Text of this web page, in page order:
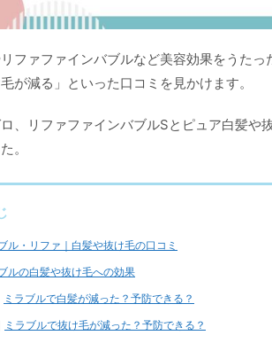
ファファインバブルなど美容効果をうた
が減る」といった口コミを見かけます。
、リファファインバブルSとピュア白髪や
。
ル・リファ｜白髪や抜け毛の口コミ
ルの白髪や抜け毛への効果
ミラブルで白髪が減った？予防できる？
ミラブルで抜け毛が減った？予防できる？